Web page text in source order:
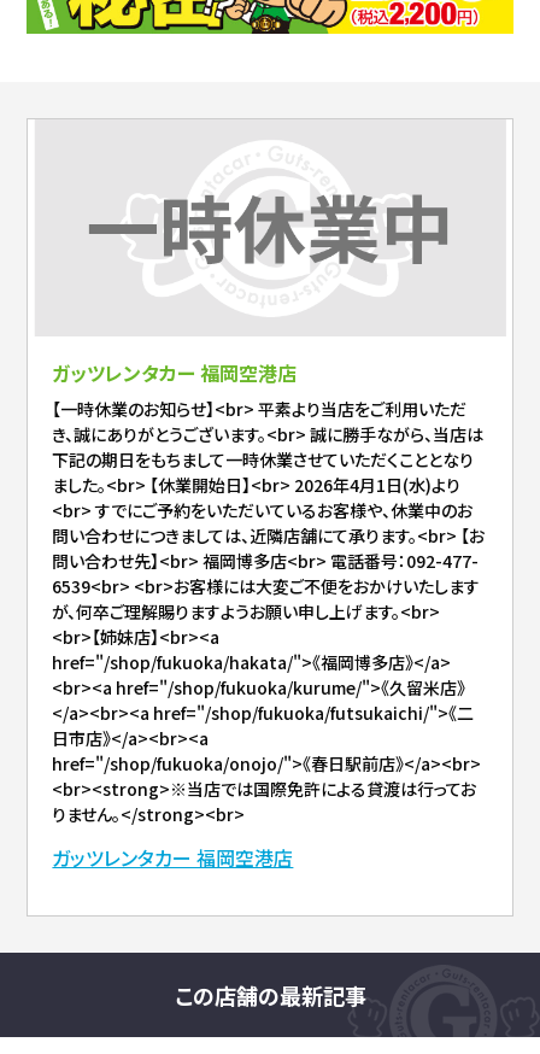
ガッツレンタカー 福岡空港店
【一時休業のお知らせ】<br> 平素より当店をご利用いただ
き、誠にありがとうございます。<br> 誠に勝手ながら、当店は
下記の期日をもちまして一時休業させていただくこととなり
ました。<br> 【休業開始日】<br> 2026年4月1日(水)より
<br> すでにご予約をいただいているお客様や、休業中のお
問い合わせにつきましては、近隣店舗にて承ります。<br> 【お
問い合わせ先】<br> 福岡博多店<br> 電話番号：092-477-
6539<br> <br>お客様には大変ご不便をおかけいたします
が、何卒ご理解賜りますようお願い申し上げます。<br>
<br>【姉妹店】<br><a
href="/shop/fukuoka/hakata/">《福岡博多店》</a>
<br><a href="/shop/fukuoka/kurume/">《久留米店》
</a><br><a href="/shop/fukuoka/futsukaichi/">《二
日市店》</a><br><a
href="/shop/fukuoka/onojo/">《春日駅前店》</a><br>
<br><strong>※当店では国際免許による貸渡は行ってお
りません。</strong><br>
ガッツレンタカー 福岡空港店
この店舗の最新記事